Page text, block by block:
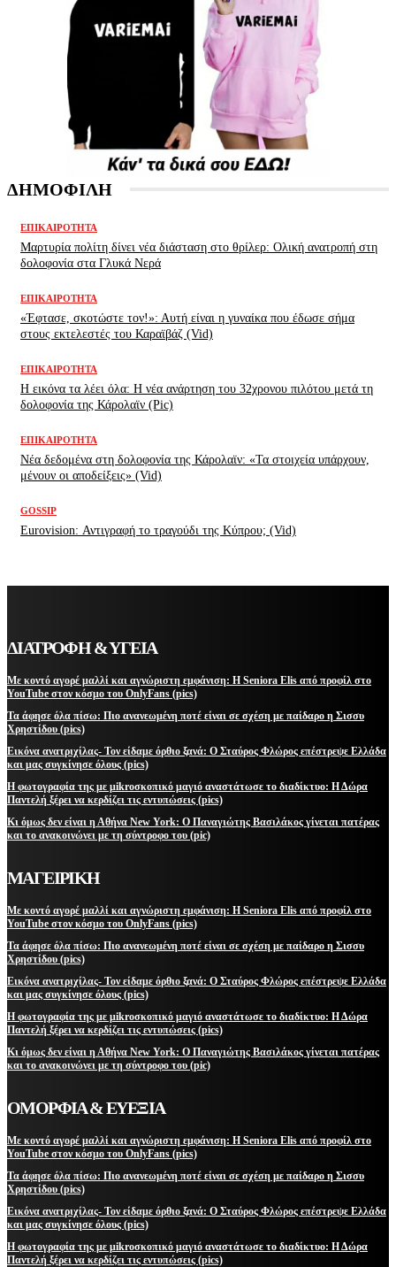
ΔΗΜΟΦΙΛΗ
ΕΠΙΚΑΙΡΌΤΗΤΑ
Μαρτυρία πολίτη δίνει νέα διάσταση στο θρίλερ: Ολική ανατροπή στη
δολοφονία στα Γλυκά Νερά
ΕΠΙΚΑΙΡΌΤΗΤΑ
«Έφτασε, σκοτώστε τον!»: Αυτή είναι η γυναίκα που έδωσε σήμα
στους εκτελεστές του Καραϊβάζ (Vid)
ΕΠΙΚΑΙΡΌΤΗΤΑ
H εικόνα τα λέει όλα: H νέα ανάρτηση του 32χρονου πιλότου μετά τη
δολοφονία της Κάρολαϊν (Pic)
ΕΠΙΚΑΙΡΌΤΗΤΑ
Νέα δεδομένα στη δολοφονία της Κάρολαϊν: «Τα στοιχεία υπάρχουν,
μένουν οι αποδείξεις» (Vid)
GOSSIP
Eurovision: Αντιγραφή το τραγούδι της Κύπρου; (Vid)
ΔΙΑΤΡΟΦΗ & ΥΓΕΙΑ
Με κοντό αγορέ μαλλί και αγνώριστη εμφάνιση: Η Seniora Elis από προφίλ στο
YouTube στον κόσμο του OnlyFans (pics)
Τα άφησε όλα πίσω: Πιο ανανεωμένη ποτέ είναι σε σχέση με παίδαρο η Σισσυ
Χρηστίδου (pics)
Εικόνα ανατριχίλας- Τον είδαμε όρθιο ξανά: Ο Σταύρος Φλώρος επέστρεψε Ελλάδα
και μας συγκίνησε όλους (pics)
Η φωτογραφία της με μikroσκοπικό μαγιό αναστάτωσε το διαδίκτυο: Η Δώρα
Παντελή ξέρει να κερδίζει τις εντυπώσεις (pics)
Κι όμως δεν είναι η Αθήνα New York: Ο Παναγιώτης Βασιλάκος γίνεται πατέρας
και το ανακοινώνει με τη σύντροφο του (pic)
ΜΑΓΕΙΡΙΚΗ
Με κοντό αγορέ μαλλί και αγνώριστη εμφάνιση: Η Seniora Elis από προφίλ στο
YouTube στον κόσμο του OnlyFans (pics)
Τα άφησε όλα πίσω: Πιο ανανεωμένη ποτέ είναι σε σχέση με παίδαρο η Σισσυ
Χρηστίδου (pics)
Εικόνα ανατριχίλας- Τον είδαμε όρθιο ξανά: Ο Σταύρος Φλώρος επέστρεψε Ελλάδα
και μας συγκίνησε όλους (pics)
Η φωτογραφία της με μikroσκοπικό μαγιό αναστάτωσε το διαδίκτυο: Η Δώρα
Παντελή ξέρει να κερδίζει τις εντυπώσεις (pics)
Κι όμως δεν είναι η Αθήνα New York: Ο Παναγιώτης Βασιλάκος γίνεται πατέρας
και το ανακοινώνει με τη σύντροφο του (pic)
ΟΜΟΡΦΙΑ & ΕΥΕΞΙΑ
Με κοντό αγορέ μαλλί και αγνώριστη εμφάνιση: Η Seniora Elis από προφίλ στο
YouTube στον κόσμο του OnlyFans (pics)
Τα άφησε όλα πίσω: Πιο ανανεωμένη ποτέ είναι σε σχέση με παίδαρο η Σισσυ
Χρηστίδου (pics)
Εικόνα ανατριχίλας- Τον είδαμε όρθιο ξανά: Ο Σταύρος Φλώρος επέστρεψε Ελλάδα
και μας συγκίνησε όλους (pics)
Η φωτογραφία της με μikroσκοπικό μαγιό αναστάτωσε το διαδίκτυο: Η Δώρα
Παντελή ξέρει να κερδίζει τις εντυπώσεις (pics)